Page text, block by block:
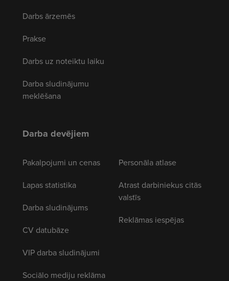
Darbs ārzemēs
Prakse
Darbs uz noteiktu laiku
Darba sludinājumu
meklēšana
Darba devējiem
Pakalpojumi un cenas
Lapas statistika
Darba sludinājums
CV datubāze
VIP darba sludinājumi
Sociālo mediju reklāma
Personāla atlase
Atrast darbiniekus citās
valstīs
Reklāmas iespējas